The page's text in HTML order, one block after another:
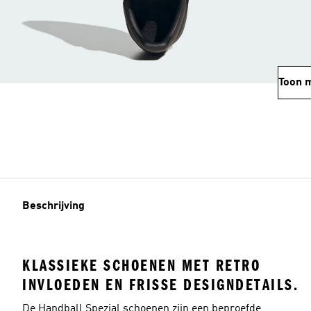
Toon
Beschrijving
KLASSIEKE SCHOENEN MET RETRO
INVLOEDEN EN FRISSE DESIGNDETAILS.